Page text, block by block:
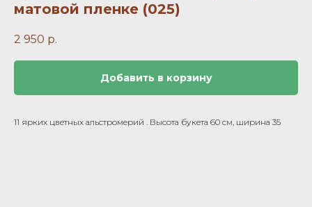
матовой пленке (025)
2 950 р.
Добавить в корзину
11 ярких цветных альстромерий . Высота букета 60 см, ширина 35